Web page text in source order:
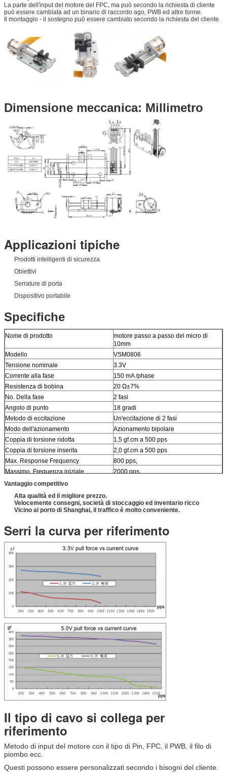
La parte dell'input del motore del FPC, ma può secondo la richiesta di cliente
può essere cambiata ad un binario di raccordo ago, PWB ed altre forme.
Il montaggio - il sostegno può essere cambiato secondo la richiesta del cliente.
Dimensione meccanica: Millimetro
Applicazioni tipiche
Prodotti intelligenti di sicurezza
Obiettivi
Serrature di porta
Dispositivo portabile
Specifiche
Nome di prodotto
motore passo a passo del micro di
10mm
Modello
VSM0806
Tensione nominale
3.3V
Corrente alla fase
150 mA /phase
Resistenza di bobina
20 Ω±7%
No. Della fase
2 fasi
Angolo di punto
18 gradi
Metodo di eccitazione
Un'eccitazione di 2 fasi
Modo dell'azionamento
Azionamento bipolare
Coppia di torsione ridotta
1,5 gf.cm a 500 pps
Coppia di torsione inserita
2,0 gf.cm a 500 pps
Max. Response Frequency
800 pps,
Massimo. Frequenza iniziale
2000 pps,
Classe d'isolamento
Forza dell'isolamento
Resistenza di isolamento
1,0 MΩ (DC 100 V)
Gamma di temperatura di
-10~+60 ℃
Peso
5,5 g (rif.)
SERVIZIO DEL ODM & DELL'OEM
DISPONIBILE
Vantaggio competitivo
Alta qualità ed il migliore prezzo.
Velocemente consegni, società di stoccaggio ed inventario ricco
Vicino al porto di Shanghai, il traffico è molto conveniente.
Serri la curva per riferimento
Il tipo di cavo si collega per
riferimento
Metodo di input del motore con il tipo di Pin, FPC, il PWB, il filo di
piombo ecc.
Questi possono essere personalizzati secondo i bisogni del cliente.